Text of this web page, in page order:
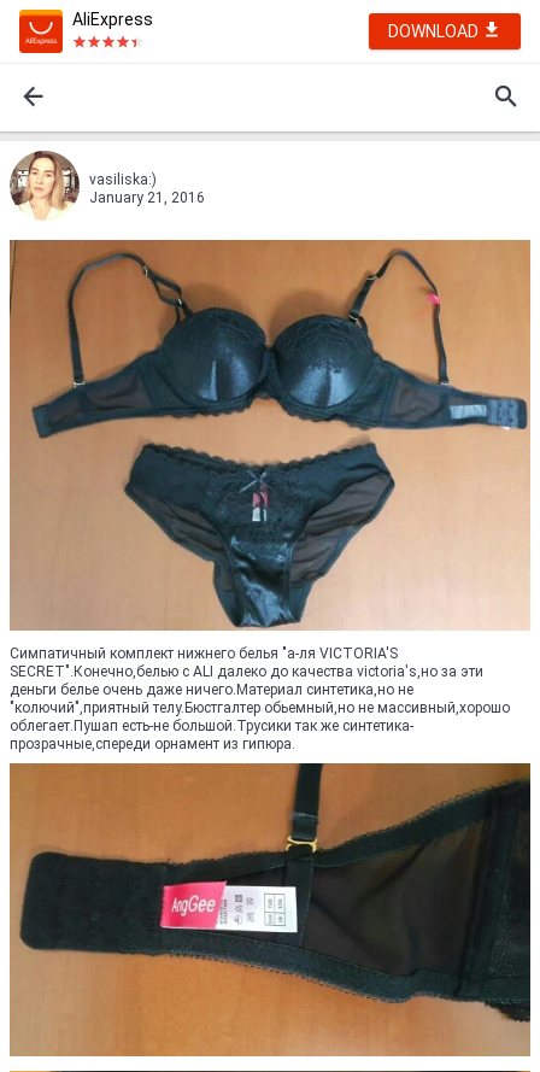
AliExpress
DOWNLOAD
vasiliska:)
January 21, 2016
Симпатичный комплект нижнего белья "а-ля VICTORIA'S
SECRET".Конечно,белью с ALI далеко до качества victoria's,но за эти
деньги белье очень даже ничего.Материал синтетика,но не
"колючий",приятный телу.Бюстгалтер обьемный,но не массивный,хорошо
облегает.Пушап есть-не большой.Трусики так же синтетика-
прозрачные,спереди орнамент из гипюра.